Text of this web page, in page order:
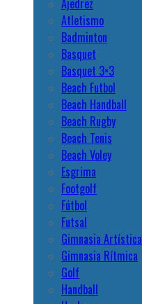
Ajedrez
Atletismo
Badminton
Basquet
Basquet 3×3
Beach Futbol
Beach Handball
Beach Rugby
Beach Tenis
Beach Voley
Esgrima
Footgolf
Fútbol
Futsal
Gimnasia Artística
Gimnasia Rítmica
Golf
Handball